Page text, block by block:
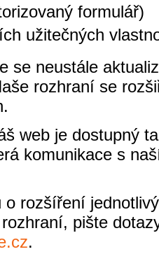
formulář)
užitečných
se neustále
rozhraní se
web je dostupný
komunikace s
o rozšíření
pište
.